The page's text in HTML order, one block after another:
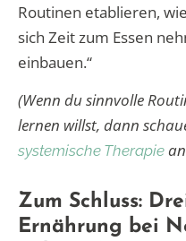
Routinen etablieren,
sich Zeit zum Essen
einbauen.“
(Wenn du sinnvolle
lernen willst, dann
systemische Therapie
Zum Schluss:
Ernährung bei